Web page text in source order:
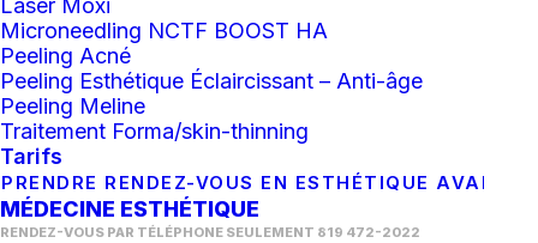
Laser Moxi
Microneedling NCTF BOOST HA
Peeling Acné
Peeling Esthétique Éclaircissant – Anti-âge
Peeling Meline
Traitement Forma/skin-thinning
Tarifs
PRENDRE RENDEZ-VOUS EN ESTHÉTIQUE AVANCÉ
MÉDECINE ESTHÉTIQUE
RENDEZ-VOUS PAR TÉLÉPHONE SEULEMENT 819 472-2022